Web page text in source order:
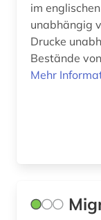
kultur (1)
im
unabhängig
Drucke
Bestände
Mehr